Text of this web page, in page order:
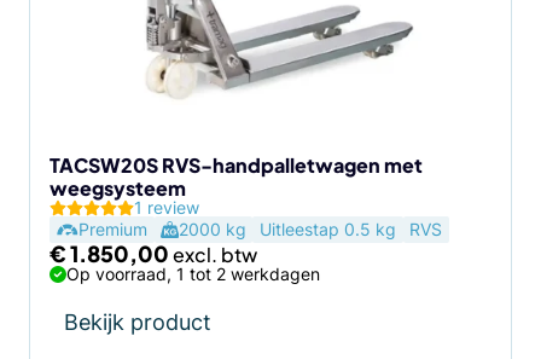
TACSW20S RVS-handpalletwagen met
weegsysteem
1 review
Premium
2000 kg Uitleestap 0.5 kg RVS
€1.850,00
Op voorraad, 1 tot 2 werkdagen
Bekijk product